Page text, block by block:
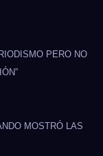
PERO NO
MOSTRÓ LAS